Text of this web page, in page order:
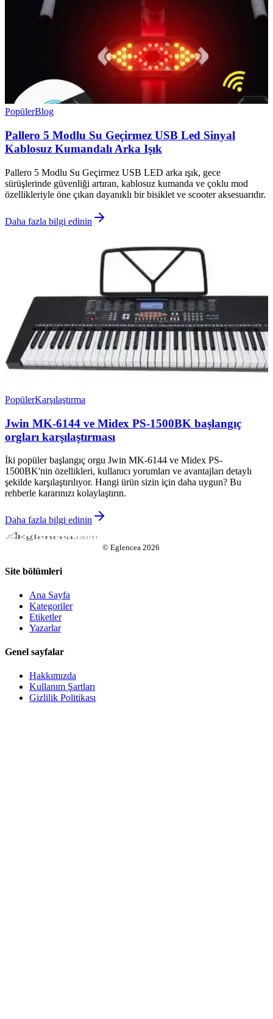
PopülerBlog
Pallero 5 Modlu Su Geçirmez USB Led Sinyal
Kablosuz Kumandalı Arka Işık
Pallero 5 Modlu Su Geçirmez USB LED arka ışık, gece
sürüşlerinde güvenliği artıran, kablosuz kumanda ve çoklu mod
özellikleriyle öne çıkan dayanıklı bir bisiklet ve scooter aksesuarıdır.
Daha fazla bilgi edinin
PopülerKarşılaştırma
Jwin MK-6144 ve Midex PS-1500BK başlangıç
orgları karşılaştırması
İki popüler başlangıç orgu Jwin MK-6144 ve Midex PS-
1500BK'nin özellikleri, kullanıcı yorumları ve avantajları detaylı
şekilde karşılaştırılıyor. Hangi ürün sizin için daha uygun? Bu
rehberle kararınızı kolaylaştırın.
Daha fazla bilgi edinin
© Eglencea 2026
Site bölümleri
Ana Sayfa
Kategoriler
Etiketler
Yazarlar
Genel sayfalar
Hakkımızda
Kullanım Şartları
Gizlilik Politikası